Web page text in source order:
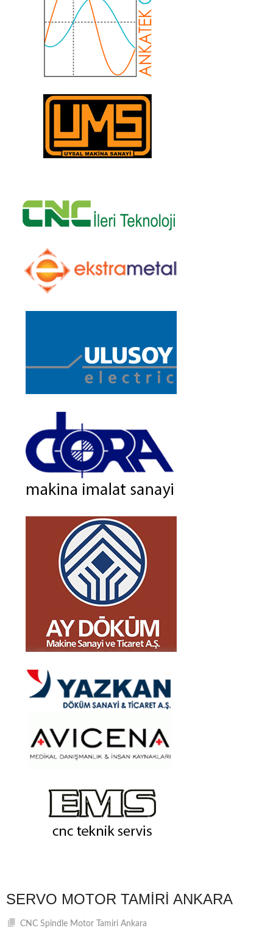
SERVO MOTOR TAMIRI ANKARA
CNC Spindle Motor Tamiri Ankara